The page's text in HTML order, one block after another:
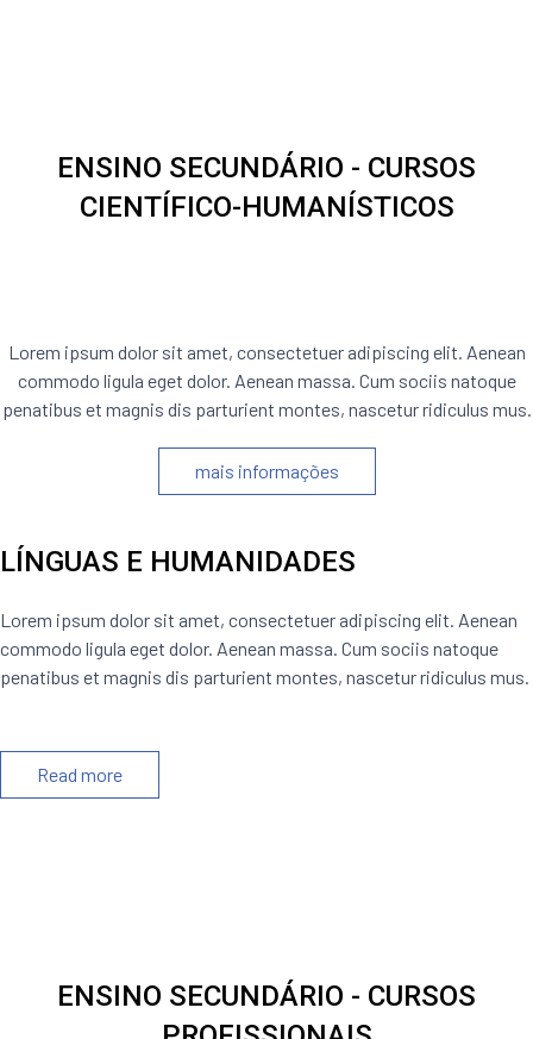
ENSINO SECUNDÁRIO - CURSOS
CIENTÍFICO-HUMANÍSTICOS
Lorem ipsum dolor sit amet, consectetuer adipiscing elit. Aenean
commodo ligula eget dolor. Aenean massa. Cum sociis natoque
penatibus et magnis dis parturient montes, nascetur ridiculus mus.
mais informações
LÍNGUAS E HUMANIDADES
Lorem ipsum dolor sit amet, consectetuer adipiscing elit. Aenean
commodo ligula eget dolor. Aenean massa. Cum sociis natoque
penatibus et magnis dis parturient montes, nascetur ridiculus mus.
Read more
ENSINO SECUNDÁRIO - CURSOS